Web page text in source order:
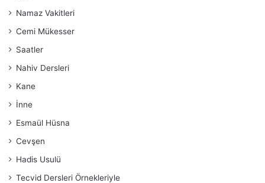
Namaz Vakitleri
Cemi Mükesser
Saatler
Nahiv Dersleri
Kane
İnne
Esmaül Hüsna
Cevşen
Hadis Usulü
Tecvid Dersleri Örnekleriyle